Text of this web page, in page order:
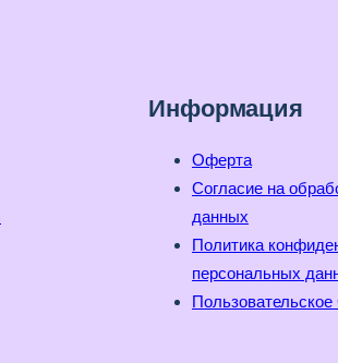
Информация
Оферта
Согласие на
данных
Политика
персональных